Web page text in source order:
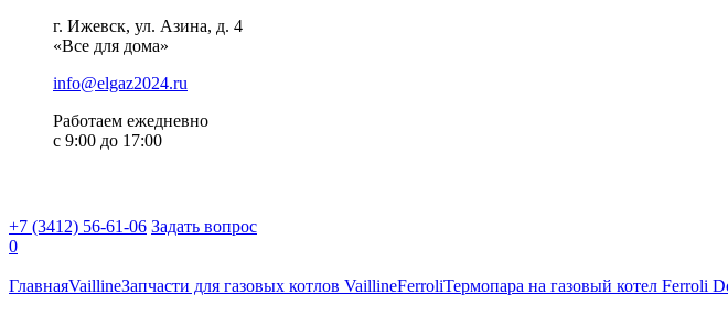
г. Ижевск, ул. Азина, д. 4
«Все для дома»
info@elgaz2024.ru
Работаем eжедневно
с 9:00 до 17:00
+7 (3412) 56-61-06 Задать вопрос
0
ГлавнаяVaillineЗапчасти для газовых котлов VaillineFerroliТермопара на газовый котел Ferroli